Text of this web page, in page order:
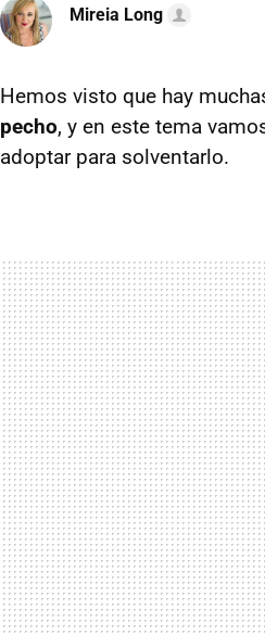
Mireia Long
Hemos visto que hay
pecho, y en este tema
adoptar para solventarlo.